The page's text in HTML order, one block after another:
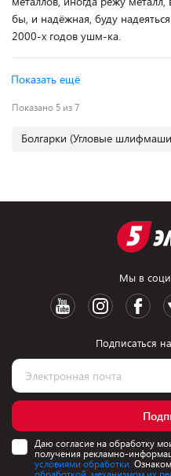
бы, и надёжная, буду
2000-х годов ушм-ка.
Показать ещё
Показано 5 из 7
Болгарки (Угловые
Мы в
Подписаться
Даю согласие на обработку
получения рекламно-
условиями обработки.